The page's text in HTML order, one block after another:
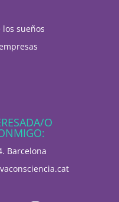
sueños
O
Barcelona